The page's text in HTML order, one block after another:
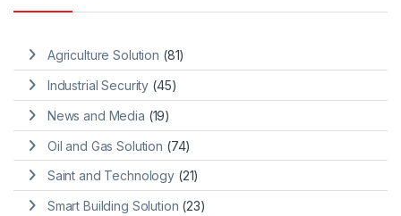
Agriculture Solution (81)
Industrial Security (45)
News and Media (19)
Oil and Gas Solution (74)
Saint and Technology (21)
Smart Building Solution (23)